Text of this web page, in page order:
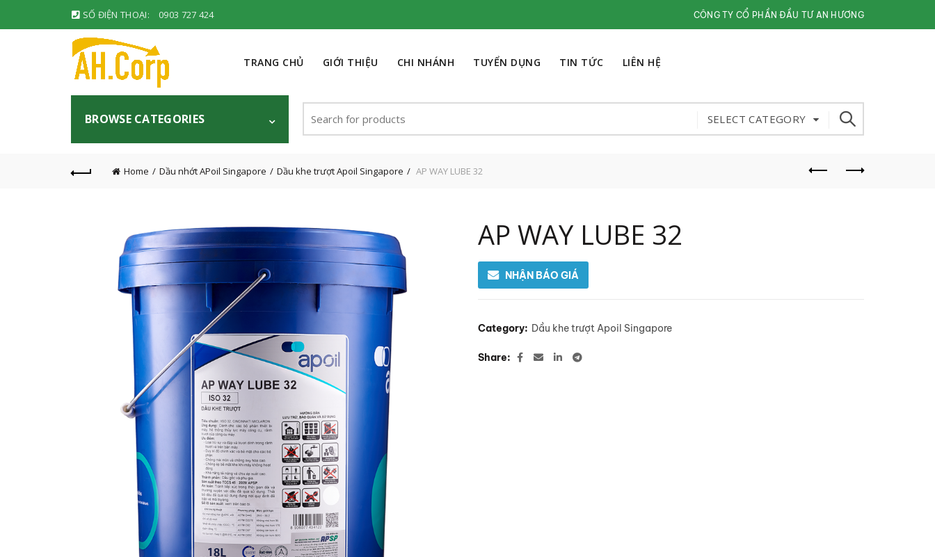
SỐ ĐIỆN THOẠI: 0903 727 424 CÔNG TY CỔ PHẦN ĐẦU TƯ AN HƯƠNG
TRANG CHỦ GIỚI THIỆU CHI NHÁNH TUYỂN DỤNG TIN TỨC LIÊN HỆ
BROWSE CATEGORIES
for:
SELECT CATEGORY
Home Dầu nhớt APoil Singapore Dầu khe trượt Apoil Singapore AP WAY LUBE 32
AP WAY LUBE 32
NHẬN BÁO GIÁ
Category: Dầu khe trượt Apoil Singapore
Share